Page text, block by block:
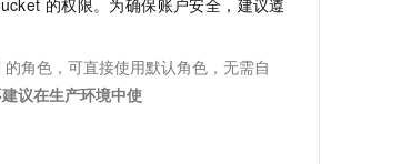
的角色，可直接使用默认角色，无需自
议在生产环境中使